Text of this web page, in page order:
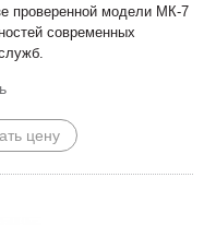
проверенной модели МК-7
современных
цену